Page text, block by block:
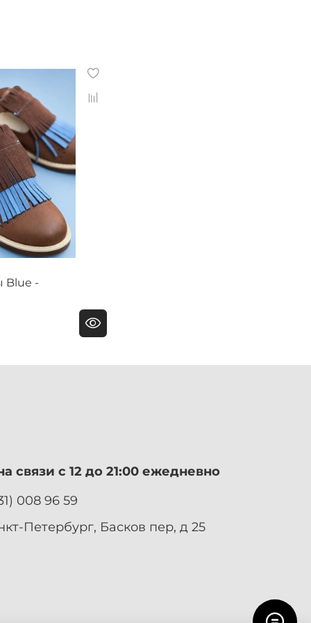
Blue -
связи с 12 до 21:00 ежедневно
008 96 59
Петербург, Басков пер, д 25